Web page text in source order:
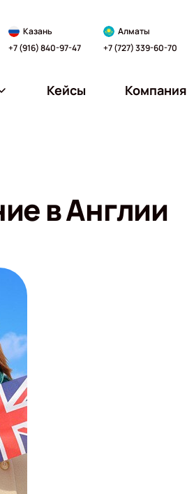
Казань
+7 (916) 840-97-47
Алматы
+7 (727) 339-60-70
Кейсы Компания
в Англии